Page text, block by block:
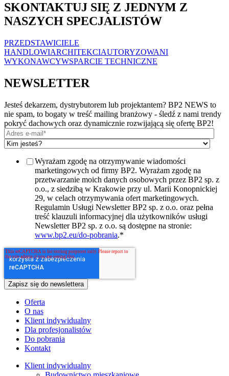
SKONTAKTUJ SIĘ Z JEDNYM Z
NASZYCH SPECJALISTÓW
PRZEDSTAWICIELE
HANDLOWIARCHITEKCIAUTORYZOWANI
WYKONAWCYWSPARCIE TECHNICZNE
NEWSLETTER
Jesteś dekarzem, dystrybutorem lub projektantem? BP2 NEWS to
nie spam, to bogaty w treść mailing branżowy - śledź z nami trendy
pokryć dachowych oraz dynamicznie rozwijającą się ofertę BP2!
Wyrażam zgodę na otrzymywanie wiadomości
marketingowych od firmy BP2. Wyrażam zgodę na
przetwarzanie moich danych osobowych przez BP2 sp. z
o.o., z siedzibą w Krakowie przy ul. Marii Konopnickiej
29, w celach otrzymywania ofert marketingowych.
Regulamin Usługi Newsletter BP2 sp. z o.o. oraz pełna
treść klauzuli informacyjnej dla użytkowników usługi
Newsletter BP2 sp. z o.o. są dostępne na stronie:
www.bp2.eu/do-pobrania.*
Oferta
O nas
Klient indywidualny
Dla profesjonalistów
Do pobrania
Kontakt
Klient indywidualny